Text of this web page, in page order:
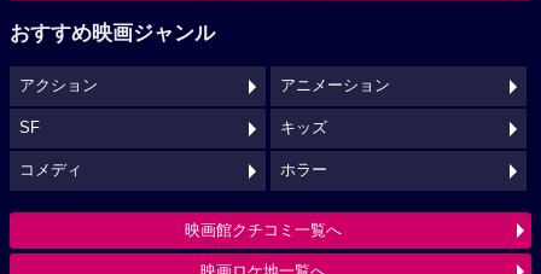
おすすめ映画ジャンル
アクション アニメーション
SF キッズ
コメディ ホラー
映画館クチコミ一覧へ